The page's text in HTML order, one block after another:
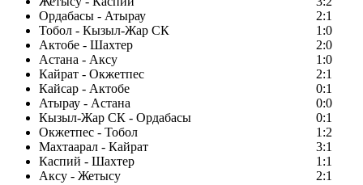
Ордабасы - Атырау
2:1
Тобол - Кызыл-Жар СК
1:0
Актобе - Шахтер
2:0
Астана - Аксу
1:0
Кайрат - Окжетпес
2:1
Кайсар - Актобе
0:1
Атырау - Астана
0:0
Кызыл-Жар СК - Ордабасы
0:1
Окжетпес - Тобол
1:2
Махтаарал - Кайрат
3:1
Каспий - Шахтер
1:1
Аксу - Жетысу
2:1